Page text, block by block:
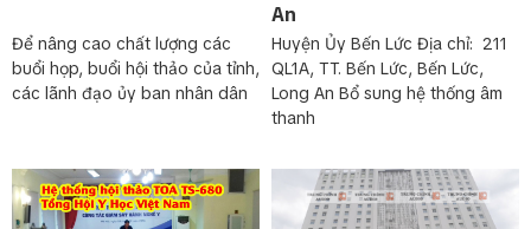
Để nâng cao chất lượng các
buổi họp, buổi hội thảo của tỉnh,
các lãnh đạo ủy ban nhân dân
An
Huyện Ủy Bến Lức Địa chỉ: 211
QL1A, TT. Bến Lức, Bến Lức,
Long An Bổ sung hệ thống âm
thanh